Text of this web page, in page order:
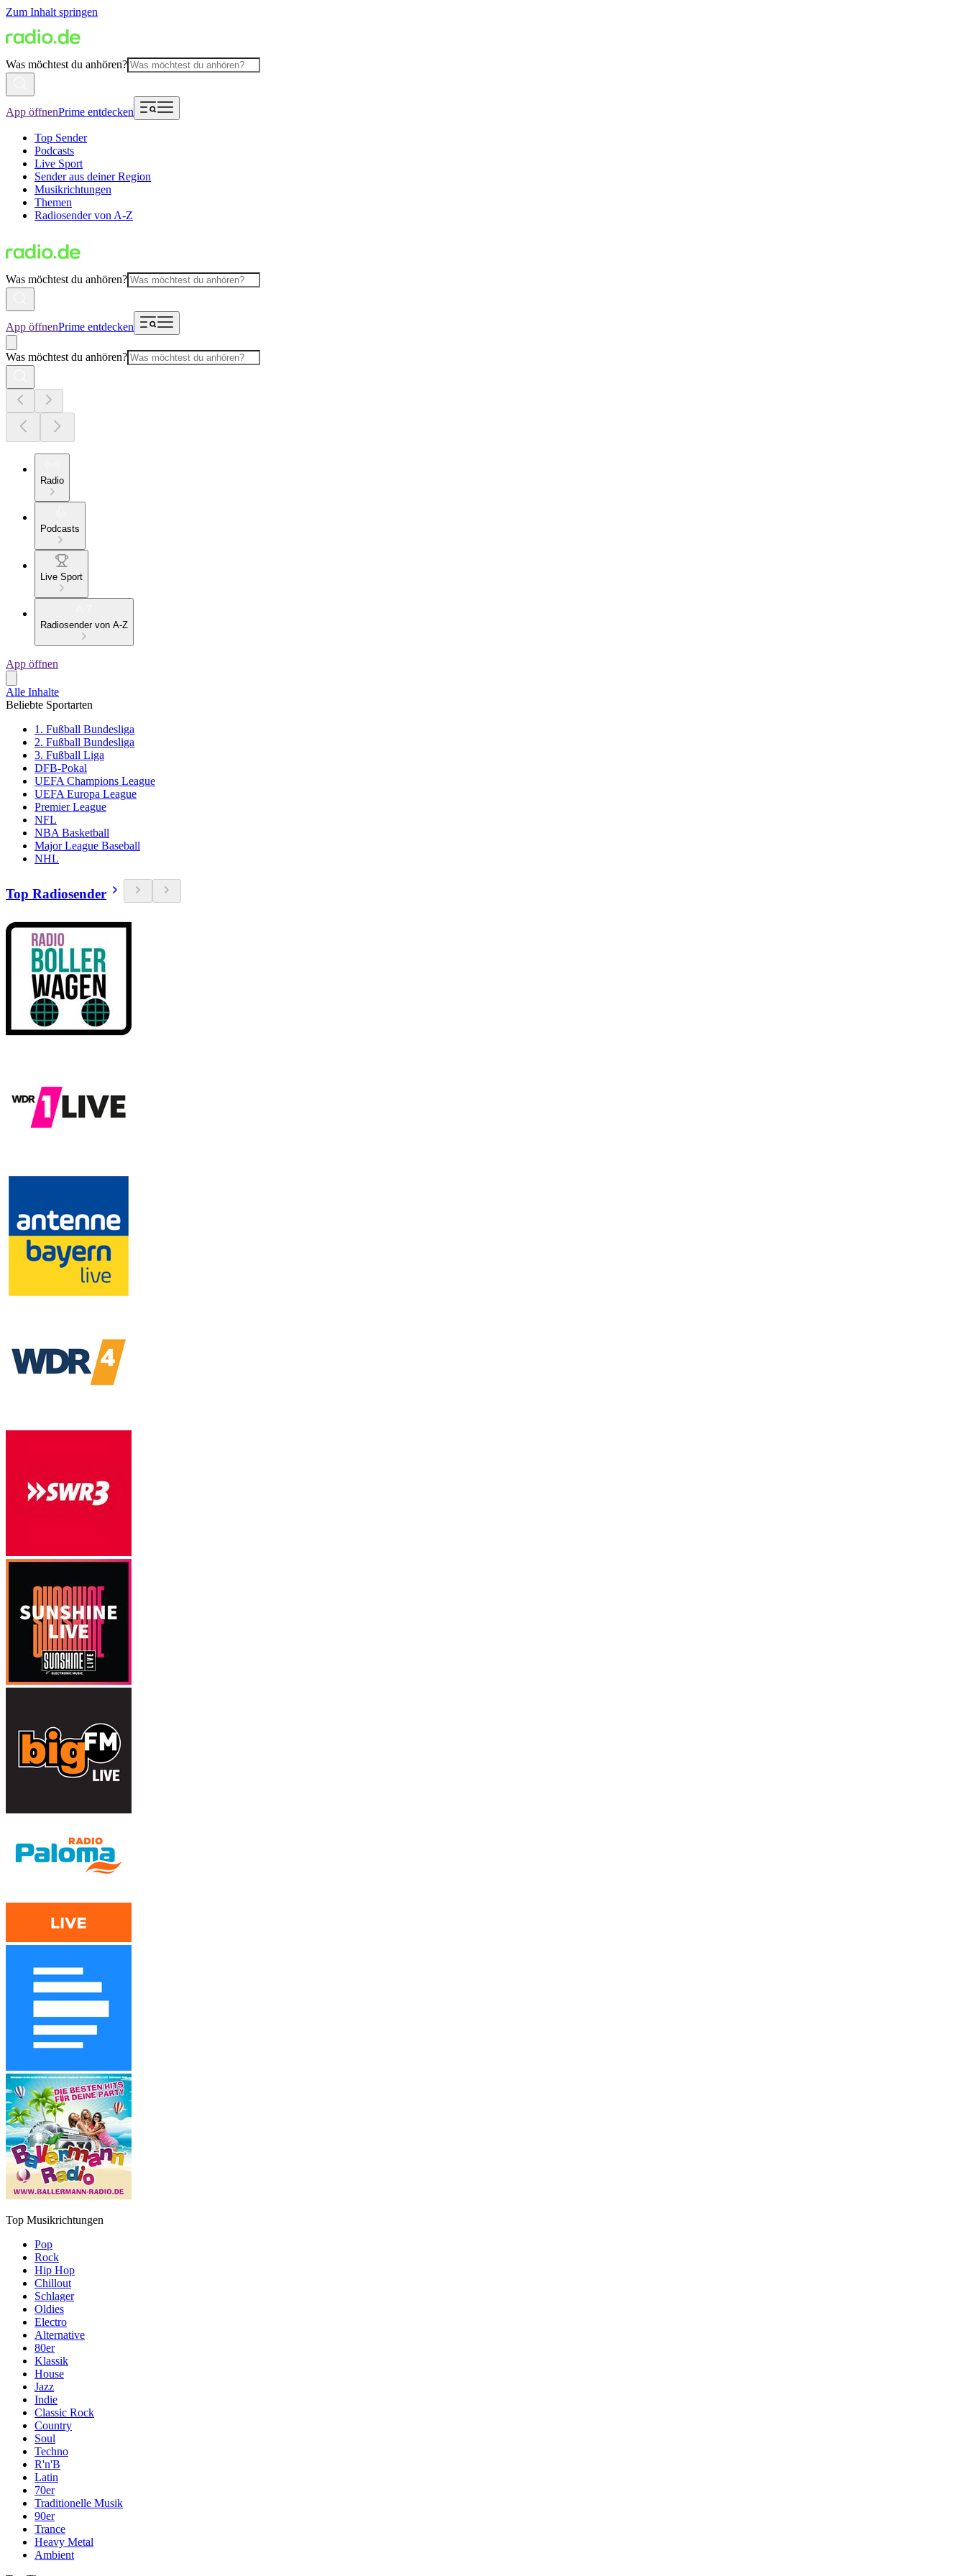
Zum Inhalt springen
Was möchtest du anhören?
App öffnenPrime entdecken
Top Sender
Podcasts
Live Sport
Sender aus deiner Region
Musikrichtungen
Themen
Radiosender von A-Z
Was möchtest du anhören?
App öffnenPrime entdecken
Was möchtest du anhören?
Radio
Podcasts
Live Sport
Radiosender von A-Z
App öffnen
Alle Inhalte
Beliebte Sportarten
1. Fußball Bundesliga
2. Fußball Bundesliga
3. Fußball Liga
DFB-Pokal
UEFA Champions League
UEFA Europa League
Premier League
NFL
NBA Basketball
Major League Baseball
NHL
Top Radiosender
Top Musikrichtungen
Pop
Rock
Hip Hop
Chillout
Schlager
Oldies
Electro
Alternative
80er
Klassik
House
Jazz
Indie
Classic Rock
Country
Soul
Techno
R'n'B
Latin
70er
Traditionelle Musik
90er
Trance
Heavy Metal
Ambient